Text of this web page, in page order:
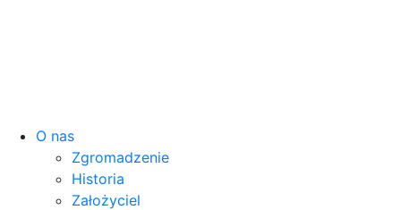
O nas
Zgromadzenie
Historia
Założyciel